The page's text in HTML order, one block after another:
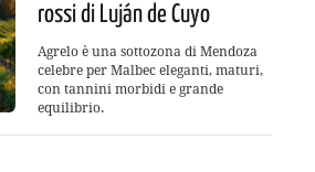
rossi di Luján de Cuyo
Agrelo è una sottozona di Mendoza
celebre per Malbec eleganti, maturi,
con tannini morbidi e grande
equilibrio.